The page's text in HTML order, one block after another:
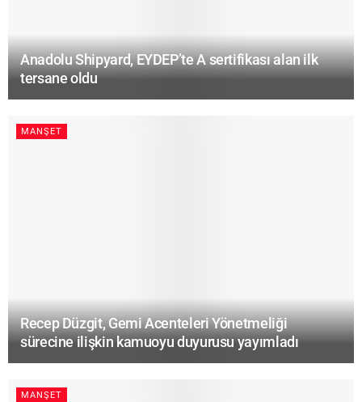
Anadolu Shipyard, EYDEP’te A sertifikası alan ilk
tersane oldu
MANŞET
Recep Düzgit, Gemi Acenteleri Yönetmeliği
sürecine ilişkin kamuoyu duyurusu yayımladı
MANŞET